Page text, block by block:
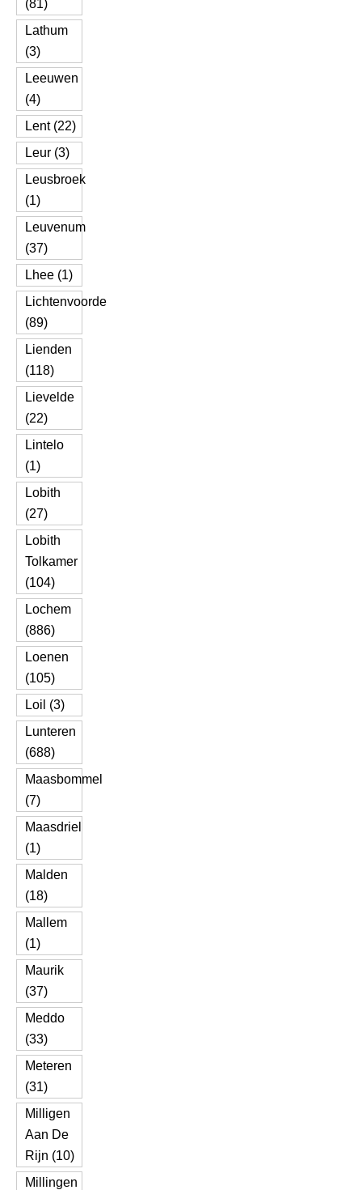
(81)
Lathum
(3)
Leeuwen
(4)
Lent (22)
Leur (3)
Leusbroek
(1)
Leuvenum
(37)
Lhee (1)
Lichtenvoorde
(89)
Lienden
(118)
Lievelde
(22)
Lintelo
(1)
Lobith
(27)
Lobith
Tolkamer
(104)
Lochem
(886)
Loenen
(105)
Loil (3)
Lunteren
(688)
Maasbommel
(7)
Maasdriel
(1)
Malden
(18)
Mallem
(1)
Maurik
(37)
Meddo
(33)
Meteren
(31)
Milligen
Aan De
Rijn (10)
Millingen